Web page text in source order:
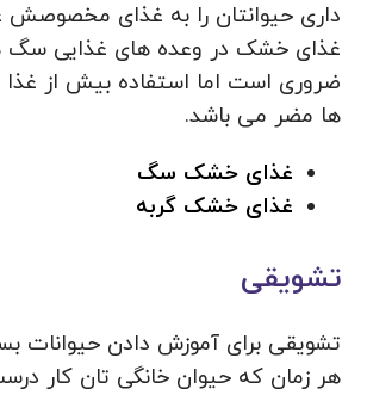
داری حیوانتان را به غذای
غذای خشک در وعده های غذایی سگ
ضروری است اما استفاده بیش از
ها مضر می باشد.
غذای خشک سگ
غذای خشک گربه
تشویقی
تشویقی برای آموزش دادن حیوانات
هر زمان که حیوان خانگی تان کار